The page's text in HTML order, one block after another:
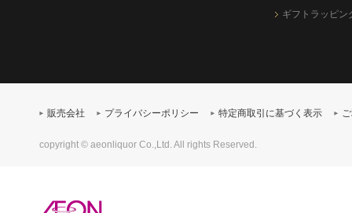
ギフトラッピン
販売会社 プライバシーポリシー 特定商取引に基づく表示
copyright © aeonliquor Co.,Ltd. All rights Reserved.